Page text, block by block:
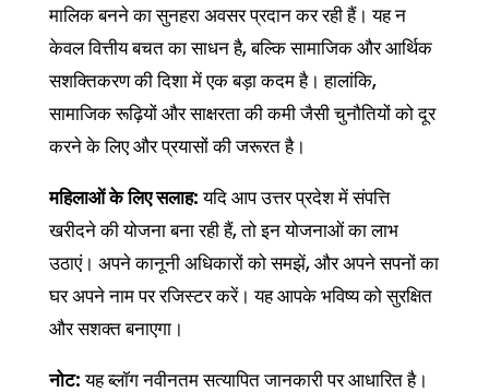
मालिक बनने का सुनहरा अवसर प्रदान कर रही हैं। यह न
केवल वित्तीय बचत का साधन है, बल्कि सामाजिक और आर्थिक
सशक्तिकरण की दिशा में एक बड़ा कदम है। हालांकि,
सामाजिक रूढ़ियों और साक्षरता की कमी जैसी चुनौतियों को दूर
करने के लिए और प्रयासों की जरूरत है।
महिलाओं के लिए सलाह:यदि आप उत्तर प्रदेश में संपत्ति
खरीदने की योजना बना रही हैं, तो इन योजनाओं का लाभ
उठाएं। अपने कानूनी अधिकारों को समझें, और अपने सपनों का
घर अपने नाम पर रजिस्टर करें। यह आपके भविष्य को सुरक्षित
और सशक्त बनाएगा।
नोट:यह ब्लॉग नवीनतम सत्यापित जानकारी पर आधारित है।